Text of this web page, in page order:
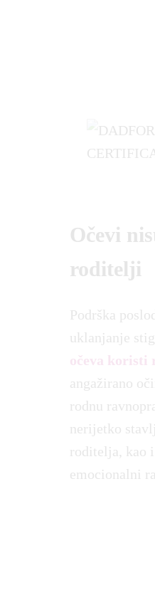
Očevi
roditelji
Podrška
uklanjanje
očeva koristi
angažirano
rodnu
nerijetko
roditelja, kao
emocionalni